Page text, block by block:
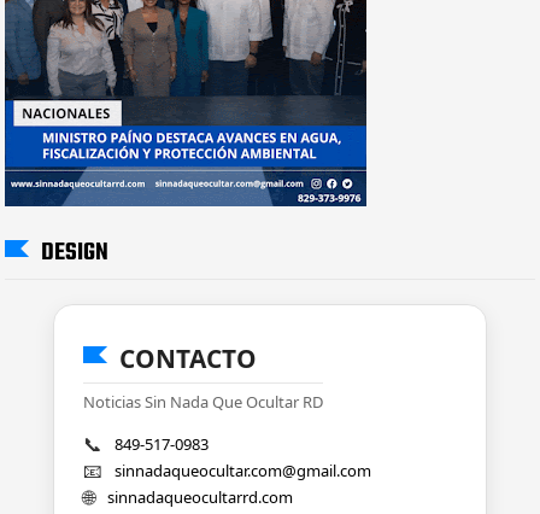
DESIGN
CONTACTO
Noticias Sin Nada Que Ocultar RD
📞 849-517-0983
📧 sinnadaqueocultar.com@gmail.com
🌐 sinnadaqueocultarrd.com